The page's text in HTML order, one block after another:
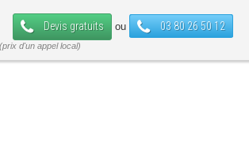
Devis gratuits ou 03 80 26 50 12